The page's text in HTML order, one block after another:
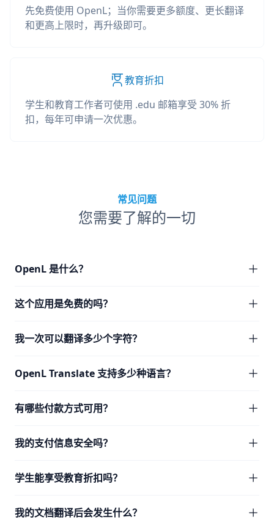
先免费使用 OpenL；当你需要更多额度、更长翻译
和更高上限时，再升级即可。
教育折扣
学生和教育工作者可使用 .edu 邮箱享受 30% 折
扣，每年可申请一次优惠。
常见问题
您需要了解的一切
OpenL 是什么？
这个应用是免费的吗？
我一次可以翻译多少个字符？
OpenL Translate 支持多少种语言？
有哪些付款方式可用？
我的支付信息安全吗？
学生能享受教育折扣吗？
我的文档翻译后会发生什么？